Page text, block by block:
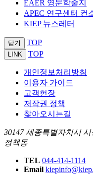
EAER 영문학술지
APEC 연구센터 컨
KIEP 뉴스레터
닫기 TOP
LINK TOP
개인정보처리방침
이용자 가이드
고객헌장
저작권 정책
찾아오시는길
30147 세종특별자치시
정책동
TEL 044-414-1114
Email